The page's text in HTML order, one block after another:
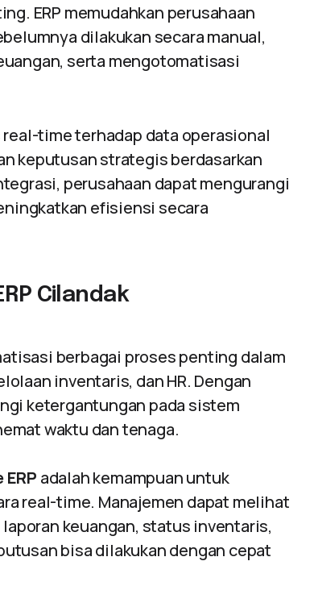
ERP memudahkan perusahaan
dilakukan secara manual,
serta mengotomatisasi
time terhadap data operasional
keputusan strategis berdasarkan
perusahaan dapat mengurangi
efisiensi secara
Cilandak
berbagai proses penting dalam
inventaris, dan HR. Dengan
ketergantungan pada sistem
waktu dan tenaga.
adalah kemampuan untuk
real-time. Manajemen dapat melihat
keuangan, status inventaris,
bisa dilakukan dengan cepat